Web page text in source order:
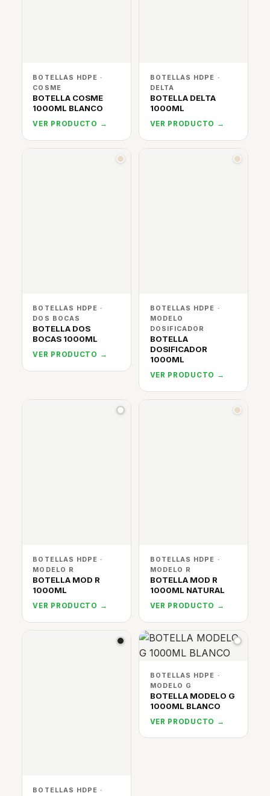
BOTELLAS HDPE ·
COSME
BOTELLA COSME
1000ML BLANCO
VER PRODUCTO →
BOTELLAS HDPE ·
DELTA
BOTELLA DELTA
1000ML
VER PRODUCTO →
BOTELLAS HDPE ·
DOS BOCAS
BOTELLA DOS
BOCAS 1000ML
VER PRODUCTO →
BOTELLAS HDPE ·
MODELO
DOSIFICADOR
BOTELLA
DOSIFICADOR
1000ML
VER PRODUCTO →
BOTELLAS HDPE ·
MODELO R
BOTELLA MOD R
1000ML
VER PRODUCTO →
BOTELLAS HDPE ·
MODELO R
BOTELLA MOD R
1000ML NATURAL
VER PRODUCTO →
BOTELLAS HDPE ·
BOTELLAS HDPE ·
MODELO G
BOTELLA MODELO G
1000ML BLANCO
VER PRODUCTO →